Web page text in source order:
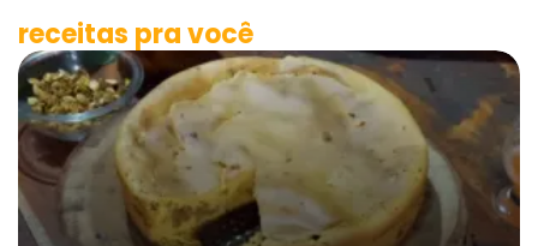
receitas pra você